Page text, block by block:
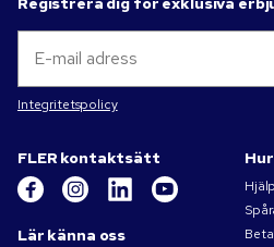
Integritetspolicy
FLER kontaktsätt
Lär känna oss